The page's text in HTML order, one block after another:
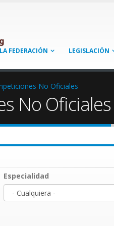
LA FEDERACIÓN LEGISLACIÓN
No Oficiales
No Oficiales
Especialidad